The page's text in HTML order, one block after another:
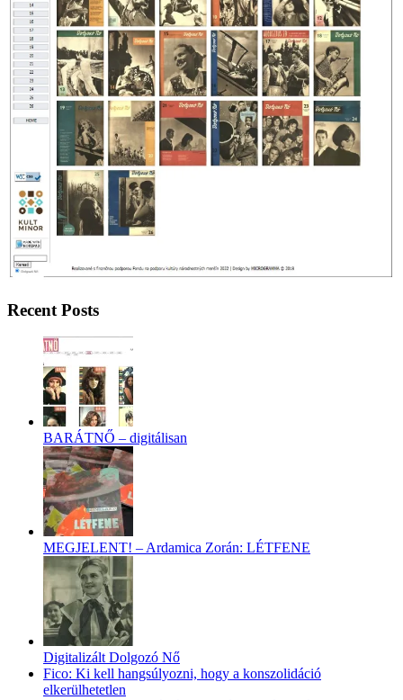
Recent Posts
BARÁTNŐ – digitálisan
MEGJELENT! – Ardamica Zorán: LÉTFENE
Digitalizált Dolgozó Nő
Fico: Ki kell hangsúlyozni, hogy a konszolidáció
elkerülhetetlen